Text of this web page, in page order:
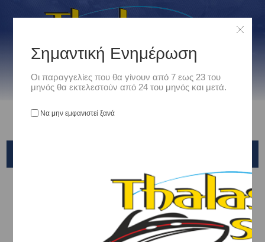
Είδη Αλιείας /
ΤΕΧΝΗΤΑ ΔΟΛΩΜΑΤΑ - ΤΣΑΠΑΡΙ - ΚΑΛΑΜΑΡΙΕΡΕΣ / ΚΑΛΑΜΑΡΙΕΡΕΣ /
/ YAMASHITA NAORY
Σημαντική Ενημέρωση
Οι παραγγελίες που θα γίνουν από 7 εως 23 του
μηνός θα εκτελεστούν από 24 του μηνός και μετά.
Να μην εμφανιστεί ξανά